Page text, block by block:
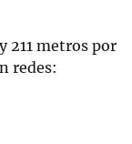
211 metros por
redes: